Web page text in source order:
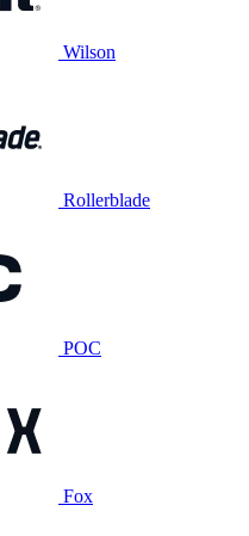
Wilson
Rollerblade
POC
Fox